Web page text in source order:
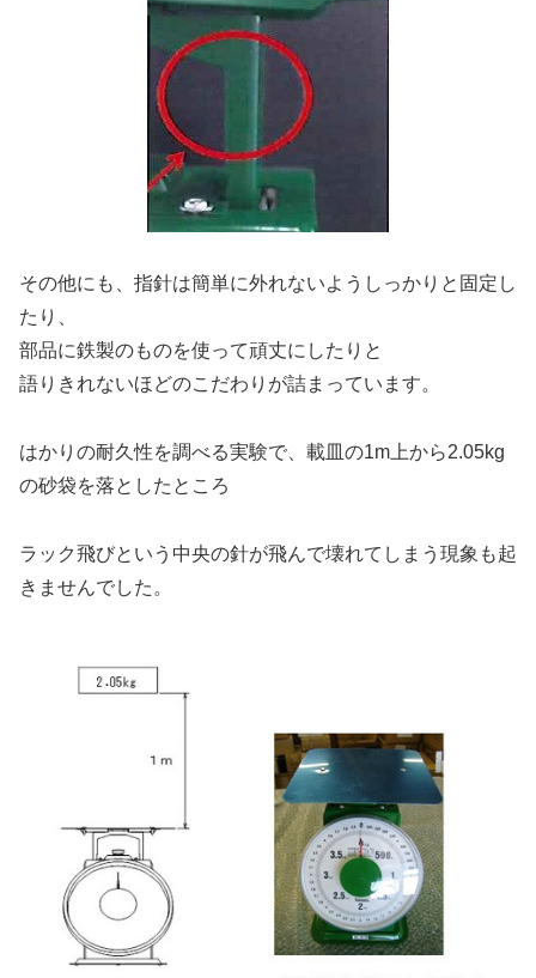
その他にも、指針は簡単に外れないようしっかりと固定し
たり、
部品に鉄製のものを使って頑丈にしたりと
語りきれないほどのこだわりが詰まっています。
はかりの耐久性を調べる実験で、載皿の1m上から2.05kg
の砂袋を落としたところ
ラック飛びという中央の針が飛んで壊れてしまう現象も起
きませんでした。